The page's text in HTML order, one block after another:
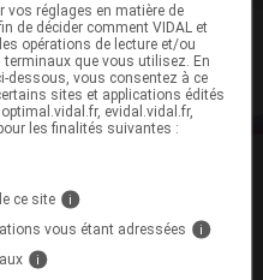
vos réglages en matière de
de décider comment VIDAL et
opérations de lecture et/ou
terminaux que vous utilisez. En
dessous, vous consentez à ce
sites et applications édités
evidal.vidal.fr,
les finalités suivantes :
ce site i
vous étant adressées i
i